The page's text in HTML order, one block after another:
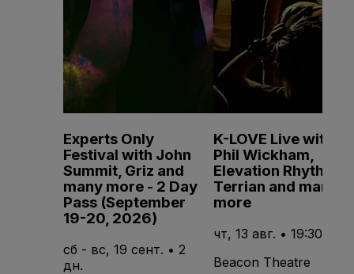
Experts Only
Festival with John
Summit, Griz and
many more - 2 Day
Pass (September
19-20, 2026)
сб - вс, 19 сент. • 2
дн.
K-LOVE Live with
Phil Wickham,
Elevation Rhythm,
Terrian and many
more
чт, 13 авг. • 19:30
Beacon Theatre